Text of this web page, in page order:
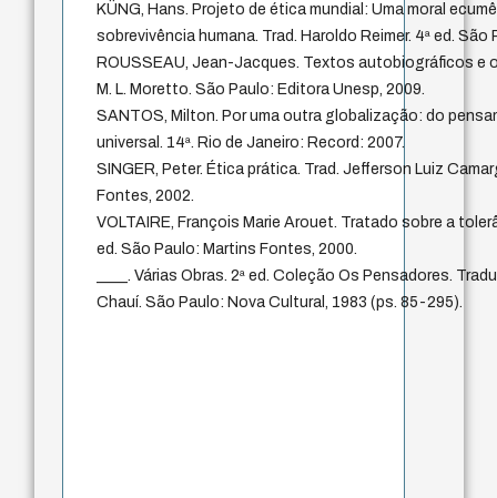
KÜNG, Hans. Projeto de ética mundial: Uma moral
sobrevivência humana. Trad. Haroldo Reimer. 4ª ed. São
ROUSSEAU, Jean-Jacques. Textos autobiográficos e
M. L. Moretto. São Paulo: Editora Unesp, 2009.
SANTOS, Milton. Por uma outra globalização: do
universal. 14ª. Rio de Janeiro: Record: 2007.
SINGER, Peter. Ética prática. Trad. Jefferson Luiz
Fontes, 2002.
VOLTAIRE, François Marie Arouet. Tratado sobre a
ed. São Paulo: Martins Fontes, 2000.
____. Várias Obras. 2ª ed. Coleção Os Pensadores.
Chauí. São Paulo: Nova Cultural, 1983 (ps. 85-295).